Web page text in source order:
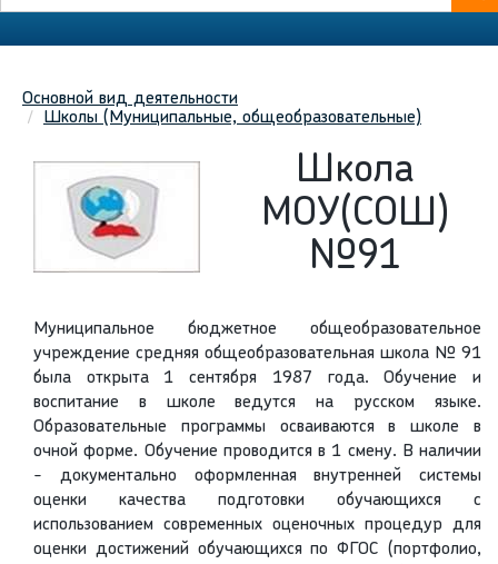
Основной вид деятельности
Школы (Муниципальные, общеобразовательные)
Школа
МОУ(СОШ)
№91
Муниципальное бюджетное общеобразовательное
учреждение средняя общеобразовательная школа № 91
была открыта 1 сентября 1987 года. Обучение и
воспитание в школе ведутся на русском языке.
Образовательные программы осваиваются в школе в
очной форме. Обучение проводится в 1 смену. В наличии
- документально оформленная внутренней системы
оценки качества подготовки обучающихся с
использованием современных оценочных процедур для
оценки достижений обучающихся по ФГОС (портфолио,